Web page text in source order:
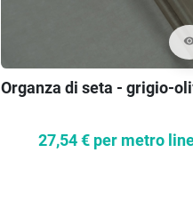
Organza di seta - grigio-
27,54 € per metro